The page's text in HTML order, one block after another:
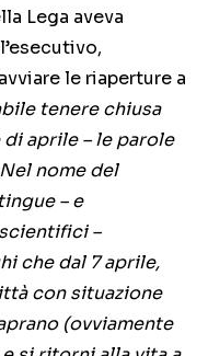
Lega aveva
le riaperture a
tenere chiusa
aprile – le parole
nome del
– e
–
che dal 7 aprile,
con situazione
(ovviamente